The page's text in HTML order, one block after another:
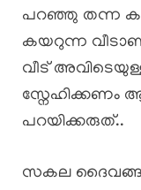
പറഞ്ഞു തന്ന
കയറുന്ന
വീട്
സ്നേഹിക്കണം
പറയിക്കരുത്..
സകല